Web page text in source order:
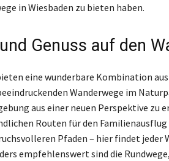
in Wiesbaden zu bieten haben.
Genuss auf den
eine wunderbare Kombination
Wanderwege im
aus einer neuen Perspektive zu
Routen für den
Pfaden – hier findet jeder
empfehlenswert sind die